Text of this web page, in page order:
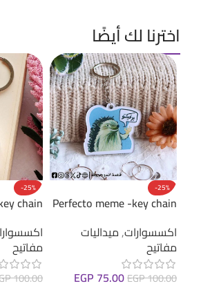
اخترنا لك أيضًا
-25%
Perfecto meme -key chain
اكسسوارات,ميداليات
مفاتيح
EGP100.00
EGP 75.00
-25%
chain
مفاتيح
100.00